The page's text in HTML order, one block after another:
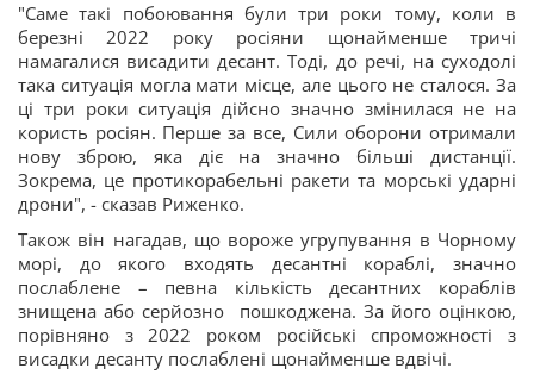
"Саме такі побоювання були три роки тому, коли в
березні 2022 року росіяни щонайменше тричі
намагалися висадити десант. Тоді, до речі, на суходолі
така ситуація могла мати місце, але цього не сталося. За
ці три роки ситуація дійсно значно змінилася не на
користь росіян. Перше за все, Сили оборони отримали
нову зброю, яка діє на значно більші дистанції.
Зокрема, це протикорабельні ракети та морські ударні
дрони", - сказав Риженко.
Також він нагадав, що вороже угрупування в Чорному
морі, до якого входять десантні кораблі, значно
послаблене – певна кількість десантних кораблів
знищена або серйозно пошкоджена. За його оцінкою,
порівняно з 2022 роком російські спроможності з
висадки десанту послаблені щонайменше вдвічі.